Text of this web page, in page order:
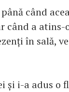
când
când a
în sală,
și i-a adus o